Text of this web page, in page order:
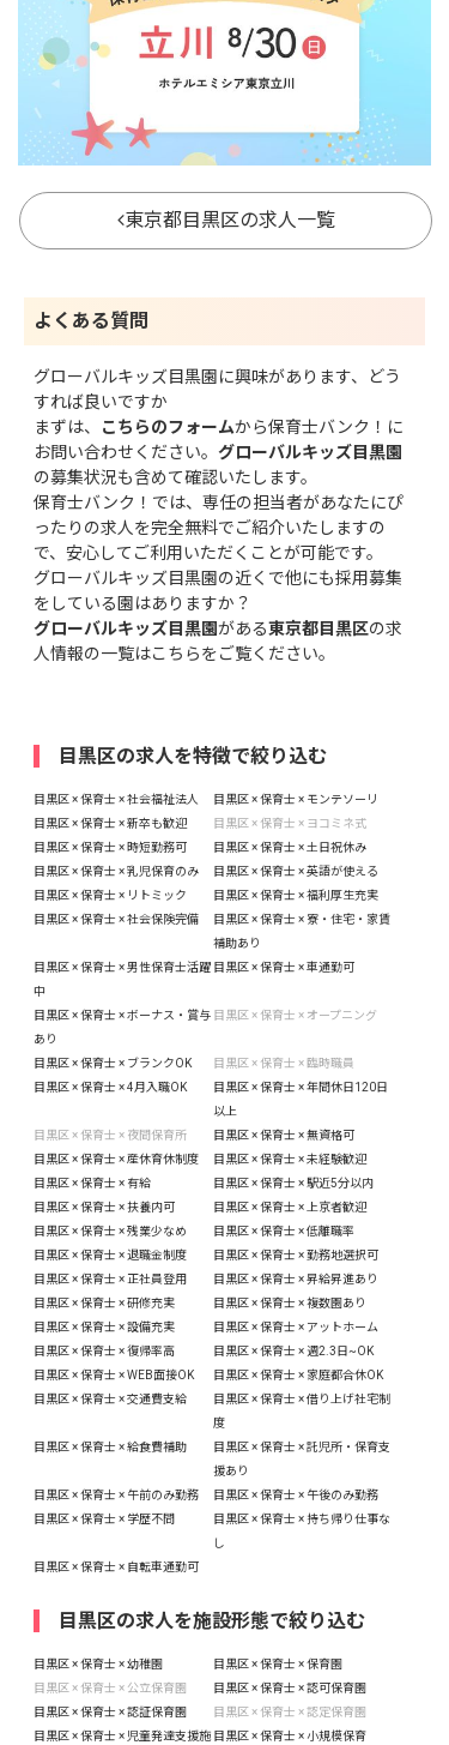
東京都目黒区の求人一覧
よくある質問
グローバルキッズ目黒園に興味があります、どう
すれば良いですか
まずは、
こちらのフォームから保育士バンク！に
お問い合わせください。 グローバルキッズ目黒園
の募集状況も含めて確認いたします。
保育士バンク！では、専任の担当者があなたにぴ
ったりの求人を完全無料でご紹介いたしますの
で、安心してご利用いただくことが可能です。
グローバルキッズ目黒園の近くで他にも採用募集
をしている園はありますか？
グローバルキッズ目黒園がある東京都目黒区の求
人情報の一覧はこちらをご覧ください。
目黒区の求人を特徴で絞り込む
目黒区 × 保育士 × 社会福祉法人
目黒区 × 保育士 × モンテソーリ
目黒区 × 保育士 × 新卒も歓迎
目黒区 × 保育士 × ヨコミネ式
目黒区 × 保育士 × 時短勤務可
目黒区 × 保育士 × 土日祝休み
目黒区 × 保育士 × 乳児保育のみ
目黒区 × 保育士 × 英語が使える
目黒区 × 保育士 × リトミック
目黒区 × 保育士 × 福利厚生充実
目黒区 × 保育士 × 社会保険完備
目黒区 × 保育士 × 寮・住宅・家賃
補助あり
目黒区 × 保育士 × 男性保育士活躍
中
目黒区 × 保育士 × 車通勤可
目黒区 × 保育士 × ボーナス・賞与
あり
目黒区 × 保育士 × オープニング
目黒区 × 保育士 × ブランクOK
目黒区 × 保育士 × 臨時職員
目黒区 × 保育士 × 4月入職OK
目黒区 × 保育士 × 年間休日120日
以上
目黒区 × 保育士 × 夜間保育所
目黒区 × 保育士 × 無資格可
目黒区 × 保育士 × 産休育休制度
目黒区 × 保育士 × 未経験歓迎
目黒区 × 保育士 × 有給
目黒区 × 保育士 × 駅近5分以内
目黒区 × 保育士 × 扶養内可
目黒区 × 保育士 × 上京者歓迎
目黒区 × 保育士 × 残業少なめ
目黒区 × 保育士 × 低離職率
目黒区 × 保育士 × 退職金制度
目黒区 × 保育士 × 勤務地選択可
目黒区 × 保育士 × 正社員登用
目黒区 × 保育士 × 昇給昇進あり
目黒区 × 保育士 × 研修充実
目黒区 × 保育士 × 複数園あり
目黒区 × 保育士 × 設備充実
目黒区 × 保育士 × アットホーム
目黒区 × 保育士 × 復帰率高
目黒区 × 保育士 × 週2.3日~OK
目黒区 × 保育士 × WEB面接OK
目黒区 × 保育士 × 家庭都合休OK
目黒区 × 保育士 × 交通費支給
目黒区 × 保育士 × 借り上げ社宅制
度
目黒区 × 保育士 × 給食費補助
目黒区 × 保育士 × 託児所・保育支
援あり
目黒区 × 保育士 × 午前のみ勤務
目黒区 × 保育士 × 午後のみ勤務
目黒区 × 保育士 × 学歴不問
目黒区 × 保育士 × 持ち帰り仕事な
し
目黒区 × 保育士 × 自転車通勤可
目黒区の求人を施設形態で絞り込む
目黒区 × 保育士 × 幼稚園
目黒区 × 保育士 × 保育園
目黒区 × 保育士 × 公立保育園
目黒区 × 保育士 × 認可保育園
目黒区 × 保育士 × 認証保育園
目黒区 × 保育士 × 認定保育園
目黒区 × 保育士 × 児童発達支援施 目黒区 × 保育士 × 小規模保育